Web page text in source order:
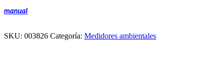
manual
SKU: 003826 Categoría: Medidores ambientales